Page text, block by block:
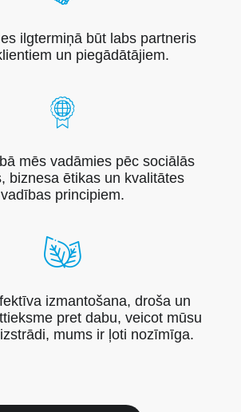
ilgtermiņā būt labs partneris
un piegādātājiem.
mēs vadāmies pēc sociālās
biznesa ētikas un kvalitātes
vadības principiem.
izmantošana, droša un
pret dabu, veicot mūsu
mums ir ļoti nozīmīga.